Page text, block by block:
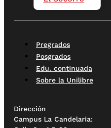
Pregrados
Posgrados
Edu. continuada
Sobre la Unilibre
Dirección
Campus La Candelaria: